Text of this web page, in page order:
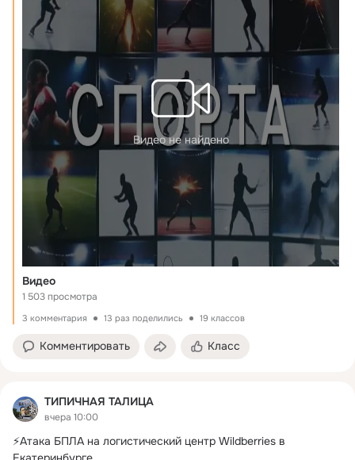
Видео не найдено
Видео
1 503 просмотра
3 комментария 13 раз поделились 19 классов
Комментировать Класс
ТИПИЧНАЯ ТАЛИЦА
вчера 10:00
⚡️Атака БПЛА на логистический центр Wildberries в